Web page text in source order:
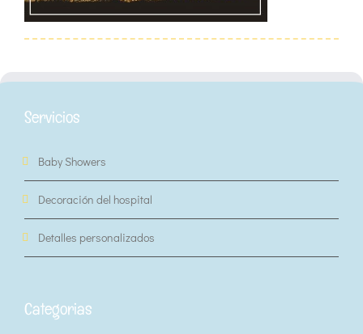
Servicios
Baby Showers
Decoración del hospital
Detalles personalizados
Categorias